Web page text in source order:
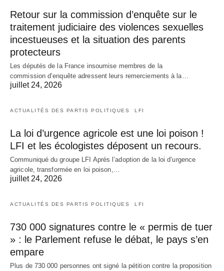
Retour sur la commission d’enquête sur le
traitement judiciaire des violences sexuelles
incestueuses et la situation des parents
protecteurs
Les députés de la France insoumise membres de la
commission d’enquête adressent leurs remerciements à la…
juillet 24, 2026
ACTUALITÉS DES PARTIS POLITIQUES LFI
La loi d’urgence agricole est une loi poison !
LFI et les écologistes déposent un recours.
Communiqué du groupe LFI Après l’adoption de la loi d’urgence
agricole, transformée en loi poison,…
juillet 24, 2026
ACTUALITÉS DES PARTIS POLITIQUES LFI
730 000 signatures contre le « permis de tuer
» : le Parlement refuse le débat, le pays s’en
empare
Plus de 730 000 personnes ont signé la pétition contre la proposition